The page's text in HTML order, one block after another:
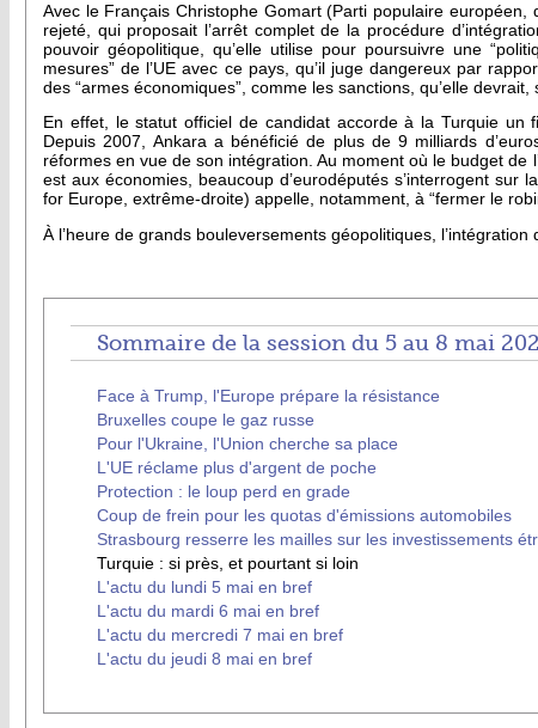
Avec le Français Christophe Gomart (Parti populaire
rejeté, qui proposait l’arrêt complet de la procédure
pouvoir géopolitique, qu’elle utilise pour poursuivre une
mesures” de l’UE avec ce pays, qu’il juge dangereux par
des “armes économiques”, comme les sanctions, qu’elle
En effet, le statut officiel de candidat accorde à la Turquie un
Depuis 2007, Ankara a bénéficié de plus de 9 milliards
réformes en vue de son intégration. Au moment où le budget
est aux économies, beaucoup d’eurodéputés s’interrogent
for Europe, extrême-droite) appelle, notamment, à “fermer le
À l’heure de grands bouleversements géopolitiques,
Sommaire de la session du 5 au 8 mai
Face à Trump, l'Europe prépare la résistance
Bruxelles coupe le gaz russe
Pour l'Ukraine, l'Union cherche sa place
L'UE réclame plus d'argent de poche
Protection : le loup perd en grade
Coup de frein pour les quotas d'émissions automobiles
Strasbourg resserre les mailles sur les investissements
Turquie : si près, et pourtant si loin
L'actu du lundi 5 mai en bref
L'actu du mardi 6 mai en bref
L'actu du mercredi 7 mai en bref
L'actu du jeudi 8 mai en bref